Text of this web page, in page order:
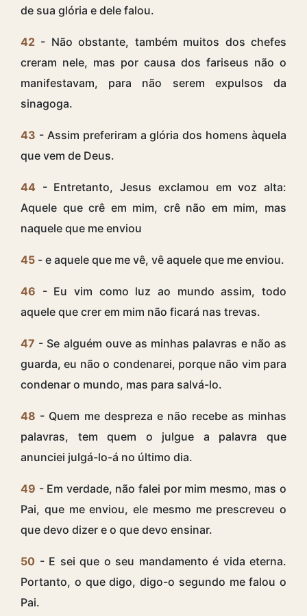
de sua glória e dele falou.
42 - Não obstante, também muitos dos chefes
creram nele, mas por causa dos fariseus não o
manifestavam, para não serem expulsos da
sinagoga.
43 - Assim preferiram a glória dos homens àquela
que vem de Deus.
44 - Entretanto, Jesus exclamou em voz alta:
Aquele que crê em mim, crê não em mim, mas
naquele que me enviou
45 - e aquele que me vê, vê aquele que me enviou.
46 - Eu vim como luz ao mundo assim, todo
aquele que crer em mim não ficará nas trevas.
47 - Se alguém ouve as minhas palavras e não as
guarda, eu não o condenarei, porque não vim para
condenar o mundo, mas para salvá-lo.
48 - Quem me despreza e não recebe as minhas
palavras, tem quem o julgue a palavra que
anunciei julgá-lo-á no último dia.
49 - Em verdade, não falei por mim mesmo, mas o
Pai, que me enviou, ele mesmo me prescreveu o
que devo dizer e o que devo ensinar.
50 - E sei que o seu mandamento é vida eterna.
Portanto, o que digo, digo-o segundo me falou o
Pai.